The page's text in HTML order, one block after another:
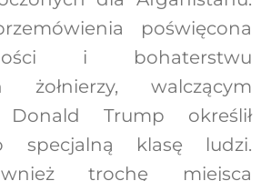
poświęcona
i bohaterstwu
żołnierzy, walczącym
Trump określił
specjalną klasę ludzi.
trochę miejsca